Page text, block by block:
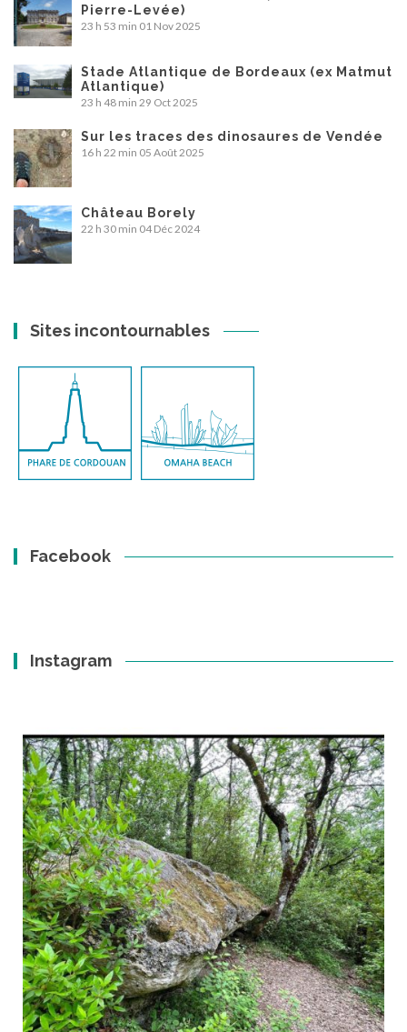
Pierre-Levée)
23 h 53 min 01 Nov 2025
Stade Atlantique de Bordeaux (ex Matmut
Atlantique)
23 h 48 min 29 Oct 2025
Sur les traces des dinosaures de Vendée
16 h 22 min 05 Août 2025
Château Borely
22 h 30 min 04 Déc 2024
Sites incontournables
Facebook
Instagram